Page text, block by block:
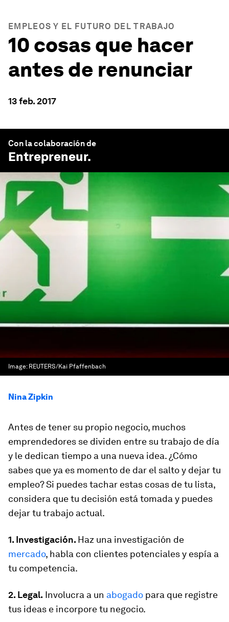
EMPLEOS Y EL FUTURO DEL TRABAJO
10 cosas que hacer
antes de renunciar
13 feb. 2017
Con la colaboración de
Entrepreneur.
Image: REUTERS/Kai Pfaffenbach
Nina Zipkin
Antes de tener su propio negocio, muchos
emprendedores se dividen entre su trabajo de día
y le dedican tiempo a una nueva idea. ¿Cómo
sabes que ya es momento de dar el salto y dejar tu
empleo? Si puedes tachar estas cosas de tu lista,
considera que tu decisión está tomada y puedes
dejar tu trabajo actual.
1. Investigación. Haz una investigación de
mercado, habla con clientes potenciales y espía a
tu competencia.
2. Legal. Involucra a un abogado para que registre
tus ideas e incorpore tu negocio.